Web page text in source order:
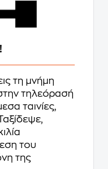
τη μνήμη
τηλεόρασή
ταινίες,
του
της